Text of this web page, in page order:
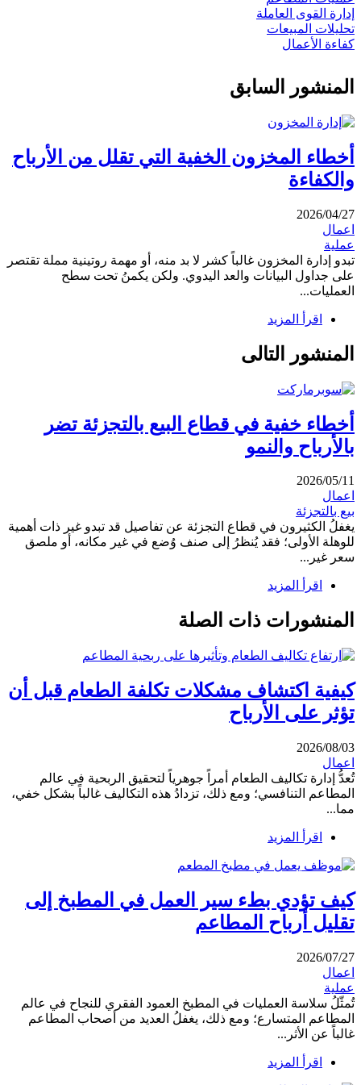
إدارة القوى العاملة
تحليلات المبيعات
كفاءة الأعمال
المنشور السابق
أخطاء المخزون الخفية التي تقلل من الأرباح
والكفاءة
2026/04/27
اعمال
عملية
تبدو إدارة المخزون غالباً كشر لا بد منه، أو مهمة روتينية مملة تقتصر
على جداول البيانات والعد اليدوي. ولكن يكمنُ تحت سطح
العمليات...
اقرأ المزيد
المنشور التالى
أخطاء خفية في قطاع البيع بالتجزئة تضر
بالأرباح والنمو
2026/05/11
اعمال
بيع بالتجزئة
يغفلُ الكثيرون في قطاع التجزئة عن تفاصيل قد تبدو غير ذات أهمية
للوهلة الأولى؛ فقد يُنظرُ إلى صنف وُضع في غير مكانه، أو ملصق
سعر غير...
اقرأ المزيد
المنشورات ذات الصلة
كيفية اكتشاف مشكلات تكلفة الطعام قبل أن
تؤثر على الأرباح
2026/08/03
اعمال
تُعدُّ إدارة تكاليف الطعام أمراً جوهرياً لتحقيق الربحية في عالم
المطاعم التنافسي؛ ومع ذلك، تزدادُ هذه التكاليف غالباً بشكل خفي،
مما...
اقرأ المزيد
كيف تؤدي بطء سير العمل في المطبخ إلى
تقليل أرباح المطاعم
2026/07/27
اعمال
عملية
تُمثّلُ سلاسة العمليات في المطبخ العمود الفقري للنجاح في عالم
المطاعم المتسارع؛ ومع ذلك، يغفلُ العديد من أصحاب المطاعم
غالباً عن الأثر...
اقرأ المزيد